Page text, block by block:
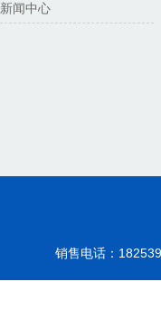
新闻中心
销售电话：